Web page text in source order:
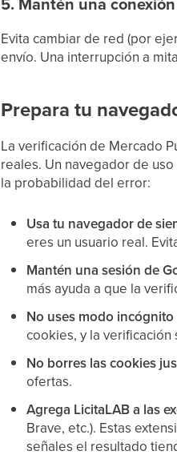
Evita cambiar de red (por
envío. Una interrupción a
Prepara tu
La verificación de Mercado
reales. Un navegador de
la probabilidad del error:
Usa tu navegador de
eres un usuario real.
Mantén una sesión de
más ayuda a que la
No uses modo
cookies, y la verificación
No borres las cookies
ofertas.
Agrega LicitaLAB a las
Brave, etc.). Estas
señales el resultado